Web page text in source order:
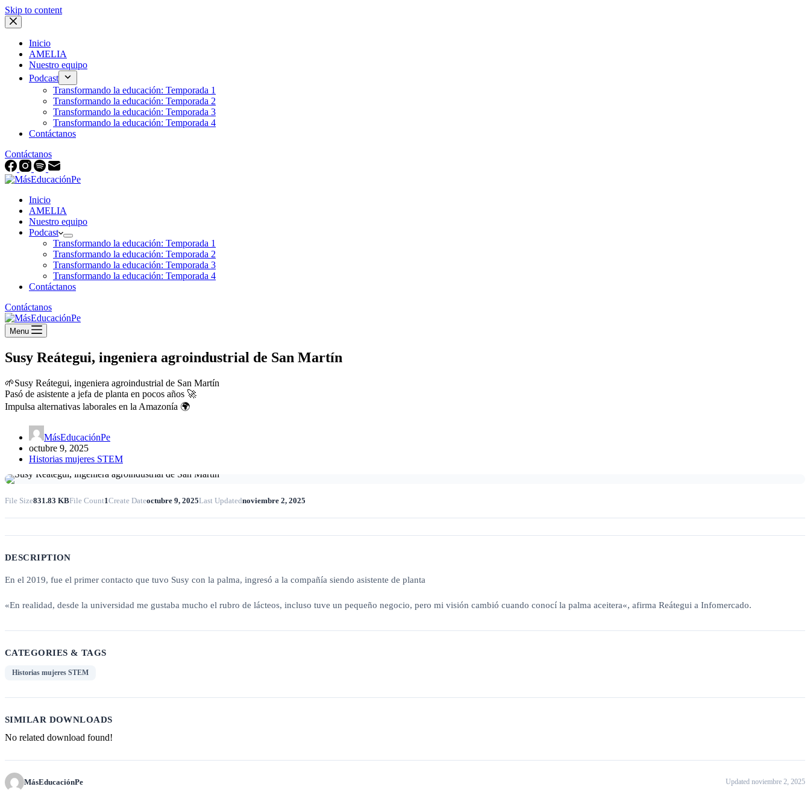
Skip to content
Inicio
AMELIA
Nuestro equipo
Podcast
Transformando la educación: Temporada 1
Transformando la educación: Temporada 2
Transformando la educación: Temporada 3
Transformando la educación: Temporada 4
Contáctanos
Contáctanos
Inicio
AMELIA
Nuestro equipo
Podcast
Transformando la educación: Temporada 1
Transformando la educación: Temporada 2
Transformando la educación: Temporada 3
Transformando la educación: Temporada 4
Contáctanos
Contáctanos
Menu
Susy Reátegui, ingeniera agroindustrial de San Martín
🌱Susy Reátegui, ingeniera agroindustrial de San Martín
Pasó de asistente a jefa de planta en pocos años 🚀
Impulsa alternativas laborales en la Amazonía 🌍
MásEducaciónPe
octubre 9, 2025
Historias mujeres STEM
File Size831.83 KBFile Count1Create Dateoctubre 9, 2025Last Updatednoviembre 2, 2025
DESCRIPTION
En el 2019, fue el primer contacto que tuvo Susy con la palma, ingresó a la compañía siendo asistente de planta
«En realidad, desde la universidad me gustaba mucho el rubro de lácteos, incluso tuve un pequeño negocio, pero mi visión cambió cuando conocí la palma aceitera«, afirma Reátegui a Infomercado.
CATEGORIES & TAGS
Historias mujeres STEM
SIMILAR DOWNLOADS
No related download found!
MásEducaciónPe Updated noviembre 2, 2025